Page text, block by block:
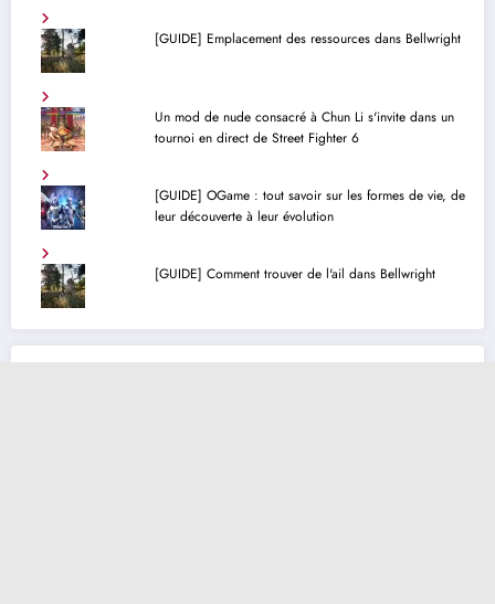
[GUIDE] Emplacement des ressources dans Bellwright
Un mod de nude consacré à Chun Li s'invite dans un
tournoi en direct de Street Fighter 6
[GUIDE] OGame : tout savoir sur les formes de vie, de
leur découverte à leur évolution
[GUIDE] Comment trouver de l'ail dans Bellwright